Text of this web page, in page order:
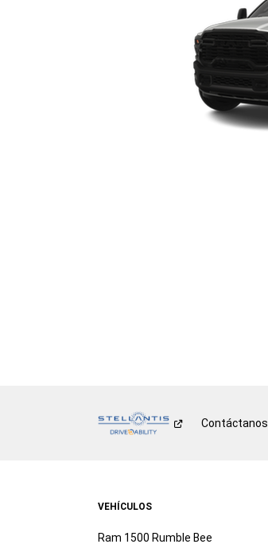
Contáctanos
VEHÍCULOS
Ram 1500 Rumble Bee